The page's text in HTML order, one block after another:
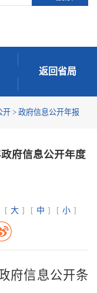
返回省局
开 > 政府信息公开年报
府信息公开年度
[ 大 ] [ 中 ] [ 小 ]
府信息公开条